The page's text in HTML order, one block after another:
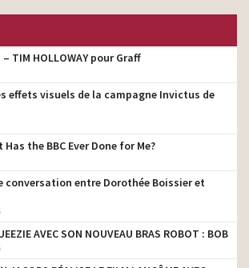
– TIM HOLLOWAY pour Graff
effets visuels de la campagne Invictus de
Has the BBC Ever Done for Me?
conversation entre Dorothée Boissier et
AVEC SON NOUVEAU BRAS ROBOT : BOB